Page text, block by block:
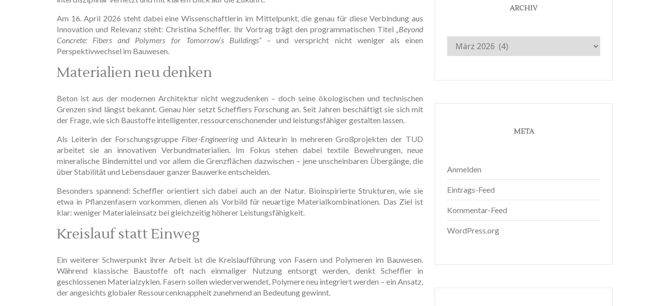
Am 16. April 2026 steht dabei eine Wissenschaftlerin im Mittelpunkt, die genau für diese Verbindung aus
Innovation und Relevanz steht: Christina Scheffler. Ihr Vortrag trägt den programmatischen Titel „Beyond
Concrete: Fibers and Polymers for Tomorrow’s Buildings“– und verspricht nicht weniger als einen
Perspektivwechsel im Bauwesen.
Materialien neu denken
Beton ist aus der modernen Architektur nicht wegzudenken – doch seine ökologischen und technischen
Grenzen sind längst bekannt. Genau hier setzt Schefflers Forschung an. Seit Jahren beschäftigt sie sich mit
der Frage, wie sich Baustoffe intelligenter, ressourcenschonender und leistungsfähiger gestalten lassen.
Als Leiterin der Forschungsgruppe Fiber-Engineeringund Akteurin in mehreren Großprojekten der TUD
arbeitet sie an innovativen Verbundmaterialien. Im Fokus stehen dabei textile Bewehrungen, neue
mineralische Bindemittel und vor allem die Grenzflächen dazwischen – jene unscheinbaren Übergänge, die
über Stabilität und Lebensdauer ganzer Bauwerke entscheiden.
Besonders spannend: Scheffler orientiert sich dabei auch an der Natur. Bioinspirierte Strukturen, wie sie
etwa in Pflanzenfasern vorkommen, dienen als Vorbild für neuartige Materialkombinationen. Das Ziel ist
klar: weniger Materialeinsatz bei gleichzeitig höherer Leistungsfähigkeit.
Kreislauf statt Einweg
Ein weiterer Schwerpunkt ihrer Arbeit ist die Kreislaufführung von Fasern und Polymeren im Bauwesen.
Während klassische Baustoffe oft nach einmaliger Nutzung entsorgt werden, denkt Scheffler in
geschlossenen Materialzyklen. Fasern sollen wiederverwendet, Polymere neu integriert werden – ein Ansatz,
der angesichts globaler Ressourcenknappheit zunehmend an Bedeutung gewinnt.
ARCHIV
Archiv
META
Anmelden
Eintrags-Feed
Kommentar-Feed
WordPress.org